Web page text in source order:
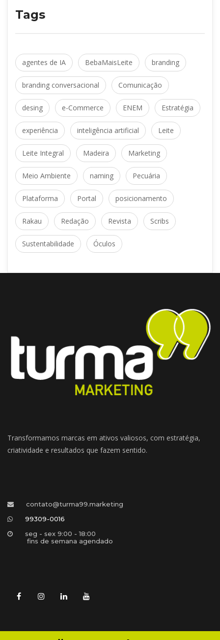
Tag
agentes de IA BebaMaisLeite branding
branding conversacional Comunicação
desing e-Commerce ENEM Estratégia
experiência inteligência artificial Leite
Leite Integral Madeira Marketing
Meio Ambiente naming Pecuária
Plataforma Portal posicionamento
Rakau Redação Revista Scrib
Sustentabilidade Óculo
Transformamos marcas em ativos valiosos, com estratégia,
criatividade e resultados que fazem sentido.
contato@turma99.marketing
99309-0016
eg - sex 9:00 - 18:00
fins de semana agendado